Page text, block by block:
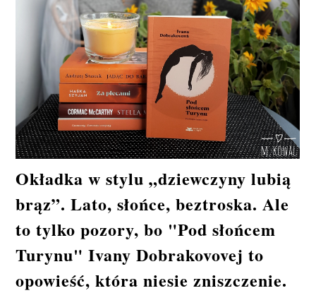
Okładka w stylu „dziewczyny lubią
brąz”. Lato, słońce, beztroska. Ale
to tylko pozory, bo "Pod słońcem
Turynu" Ivany Dobrakovovej to
opowieść, która niesie zniszczenie.